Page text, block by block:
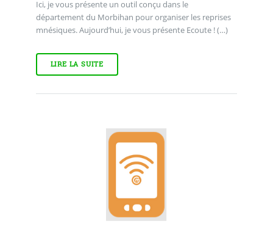
Ici, je vous présente un outil conçu dans le
département du Morbihan pour organiser les reprises
mnésiques. Aujourd’hui, je vous présente Ecoute ! (…)
LIRE LA SUITE